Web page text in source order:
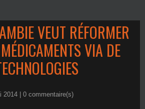
VEUT RÉFORMER
VIA DE
2014 | 0 commentaire(s)